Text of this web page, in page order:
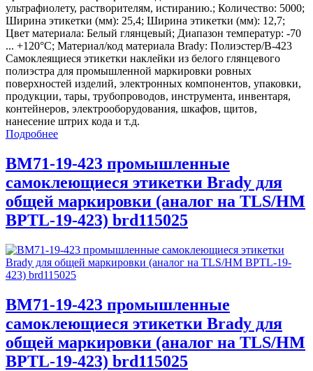
ультрафиолету, растворителям, истиранию.; Количество: 5000;
Ширина этикетки (мм): 25,4; Ширина этикетки (мм): 12,7;
Цвет материала: Белый глянцевый; Диапазон температур: -70
... +120°С; Материал/код материала Brady: Полиэстер/В-423
Самоклеящиеся этикетки наклейки из белого глянцевого
полиэстра для промышленной маркировки ровных
поверхностей изделий, электронных компонентов, упаковки,
продукции, тары, трубопроводов, инструмента, инвентаря,
контейнеров, электрооборудования, шкафов, щитов,
нанесение штрих кода и т.д.
Подробнее
BM71-19-423 промышленные
самоклеющиеся этикетки Brady для
общей маркировки (аналог на TLS/HM
BPTL-19-423) brd115025
BM71-19-423 промышленные
самоклеющиеся этикетки Brady для
общей маркировки (аналог на TLS/HM
BPTL-19-423) brd115025